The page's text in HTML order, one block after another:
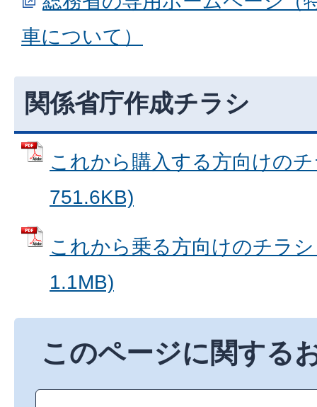
車について）
関係省庁作成チラシ
これから購入する方向けの
751.6KB)
これから乗る方向けのチラ
1.1MB)
このページに関する